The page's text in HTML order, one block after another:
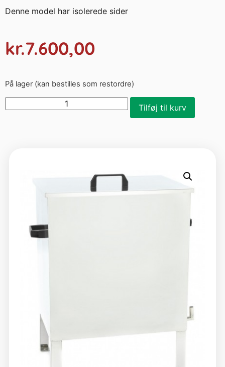
Denne model har isolerede sider
kr.7.600,00
På lager (kan bestilles som restordre)
Tilføj til kurv